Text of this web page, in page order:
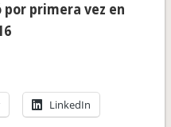
primera vez en
LinkedIn